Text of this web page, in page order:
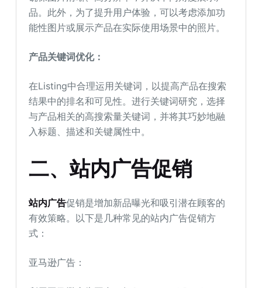
品。此外，为了提升用户体验，可以考虑添加功
能性图片或展示产品在实际使用场景中的照片。
产品关键词优化：
在Listing中合理运用关键词，以提高产品在搜索
结果中的排名和可见性。进行关键词研究，选择
与产品相关的高搜索量关键词，并将其巧妙地融
入标题、描述和关键属性中。
二、站内广告促销
站内广告促销是增加新品曝光和吸引潜在顾客的
有效策略。以下是几种常见的站内广告促销方
式：
亚马逊广告：